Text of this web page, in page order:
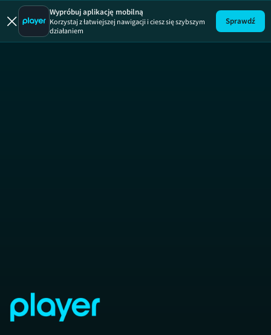
Prawo Agaty
Wypróbuj aplikację mobilną
Korzystaj z łatwiejszej nawigacji i ciesz się szybszym
działaniem
Sprawdź